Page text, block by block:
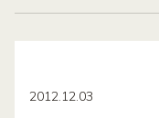
2012.12.03